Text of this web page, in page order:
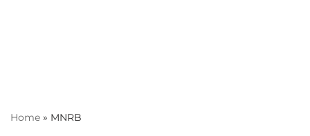
Home » MNRB